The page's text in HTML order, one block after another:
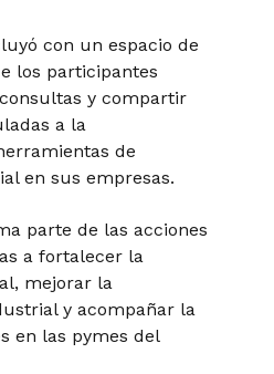
con un espacio de
los participantes
y compartir
a la
de
en sus empresas.
parte de las acciones
a fortalecer la
mejorar la
y acompañar la
en las pymes del